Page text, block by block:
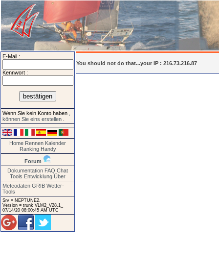
E-Mail :
Kennwort :
Wenn Sie kein Konto haben
können Sie eins erstellen
Home Rennen Kalender
Ranking Handy
Forum
Dokumentation FAQ Chat
Tools Entwicklung Über
Meteodaten GRIB Wetter-
Tools
Srv = NEPTUNE2.
Version = trunk VLM2_V28.1_
07/14/20 08:00:45 AM UTC
You should not do that...your IP : 216.73.216.87